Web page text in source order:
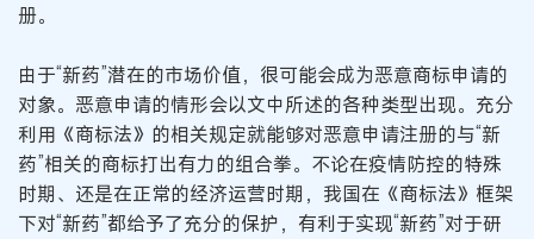
册。
由于“新药”潜在的市场价值，很可能会成为恶意商标申请的
对象。恶意申请的情形会以文中所述的各种类型出现。充分
利用《商标法》的相关规定就能够对恶意申请注册的与“新
药”相关的商标打出有力的组合拳。不论在疫情防控的特殊
时期、还是在正常的经济运营时期，我国在《商标法》框架
下对“新药”都给予了充分的保护，有利于实现“新药”对于研